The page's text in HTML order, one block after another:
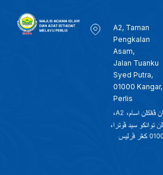
A2, Taman
Pengkalan
Asam,
Jalan Tuanku
Syed Putra,
01000 Kangar,
Perlis